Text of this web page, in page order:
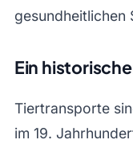
gesundheitlichen
Ein
Tiertransporte
im 19.